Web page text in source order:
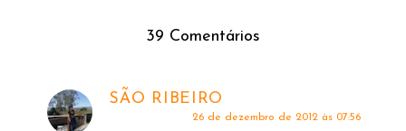
39 Comentários
SÃO RIBEIRO
26 de dezembro de 2012 às 07:56